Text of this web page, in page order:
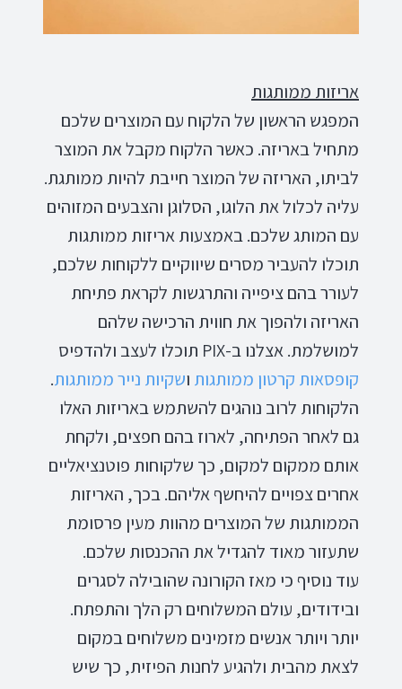
אריזות ממותגות
המפגש הראשון של הלקוח עם המוצרים שלכם
מתחיל באריזה. כאשר הלקוח מקבל את המוצר
לביתו, האריזה של המוצר חייבת להיות ממותגת.
עליה לכלול את הלוגו, הסלוגן והצבעים המזוהים
עם המותג שלכם. באמצעות אריזות ממותגות
תוכלו להעביר מסרים שיווקיים ללקוחות שלכם,
לעורר בהם ציפייה והתרגשות לקראת פתיחת
האריזה ולהפוך את חווית הרכישה שלהם
למושלמת. אצלנו ב-PIX תוכלו לעצב ולהדפיס
קופסאות קרטון ממותגות ושקיות ניירממותגות.
הלקוחות לרוב נוהגים להשתמש באריזות האלו
גם לאחר הפתיחה, לארוז בהם חפצים, ולקחת
אותם ממקום למקום, כך שלקוחות פוטנציאליים
אחרים צפויים להיחשף אליהם. בכך, האריזות
הממותגות של המוצרים מהוות מעין פרסומת
שתעזור מאוד להגדיל את ההכנסות שלכם.
עוד נוסיף כי מאז הקורונה שהובילה לסגרים
ובידודים, עולם המשלוחים רק הלך והתפתח.
יותר ויותר אנשים מזמינים משלוחים במקום
לצאת מהבית ולהגיע לחנות הפיזית, כך שיש